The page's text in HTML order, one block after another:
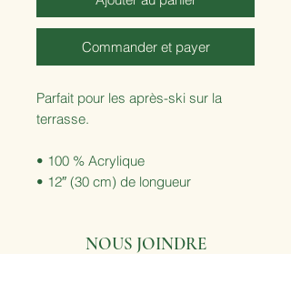
Commander et payer
Parfait pour les après-ski sur la
terrasse.
• 100 % Acrylique
• 12″ (30 cm) de longueur
NOUS JOINDRE